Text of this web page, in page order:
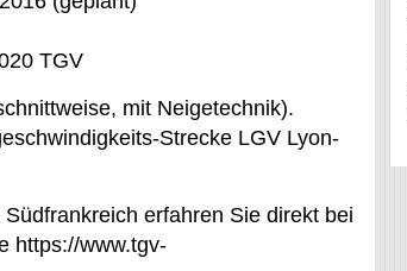
TGV
mit Neigetechnik).
Strecke LGV Lyon-
erfahren Sie direkt bei
https://www.tgv-